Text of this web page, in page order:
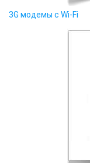
3G модемы с Wi-Fi